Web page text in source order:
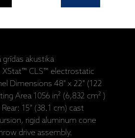
grīdas akustika
XStat™ CLS™ electrostatic
Dimensions 48" x 22" (122
Area 1056 in² (6,832 cm² )
15” (38.1 cm) cast
rigid aluminum cone
drive assembly.